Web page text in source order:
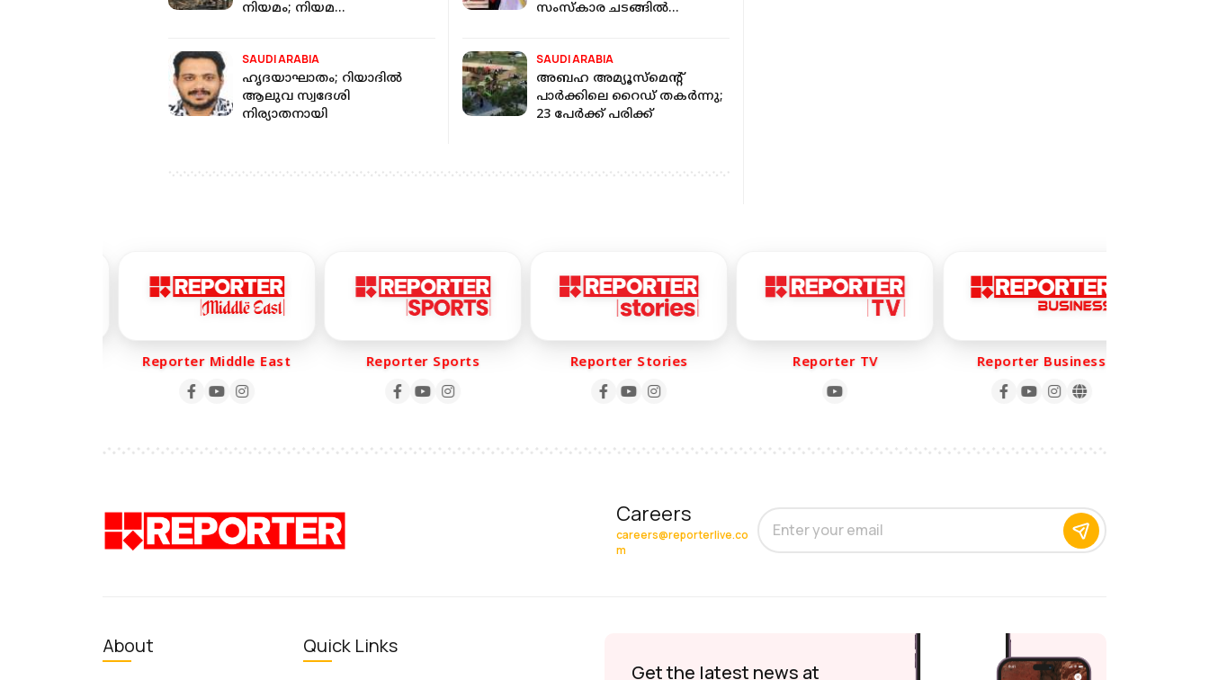
നിയമം; നിയമ
സംസ്കാര ചടങ്ങിൽ
SAUDI ARABIA
ഹൃദയാഘാതം; റിയാദില്‍
ആലുവ സ്വദേശി
നിര്യാതനായി
SAUDI ARABIA
അബഹ അമ്യൂസ്‌മെന്റ്
പാര്‍ക്കിലെ റൈഡ് തകര്‍ന്നു;
23 പേര്‍ക്ക് പരിക്ക്
Reporter Middle East Reporter Sports Reporter Stories Reporter TV Reporter Business
Careers
careers@reporterlive.co
m
About
Quick Links
Get the latest news at